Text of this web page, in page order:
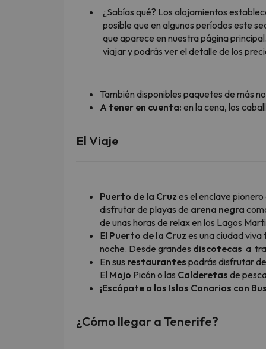
¿Sabías qué? Los alojamientos
posible que en algunos períodos este
que aparece en nuestra página
viajar y podrás ver el detalle de los
También disponibles paquetes de más
A tener en cuenta: en la cena, los
El Viaje
Puerto de la Cruz es el enclave
disfrutar de playas de arena negra
de unas horas de relax en los Lagos
El Puerto de la Cruz es una ciudad
noche. Desde grandes discotecas a
En sus restaurantes podrás disfrutar
El Mojo Picón o las Calderetas de
¡Escápate a las Islas Canarias con
¿Cómo llegar a Tenerife?